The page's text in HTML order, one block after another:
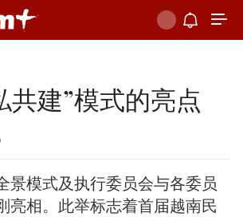
共建”模式的亮点
景模式及执行委员会与各委员
亮相。此举标志着首届越南民